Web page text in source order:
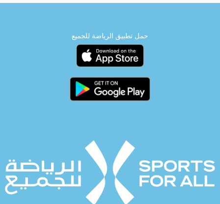
حمل تطبيق الرياضة للجميع